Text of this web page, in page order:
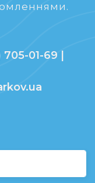
01-69 |